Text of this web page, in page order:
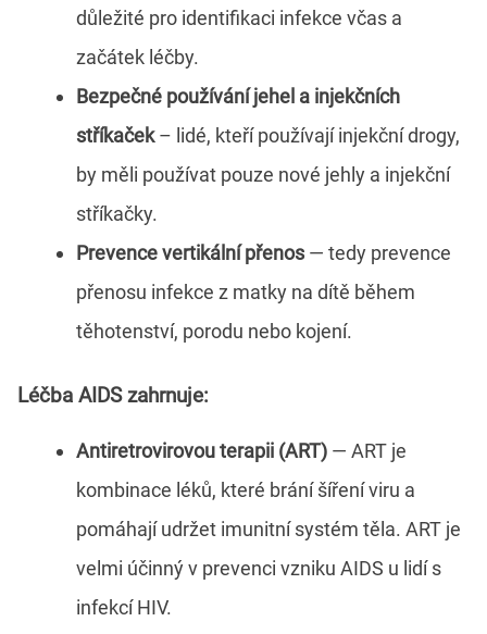
důležité pro identifikaci infekce včas a
začátek léčby.
Bezpečné používání jehel a injekčních
stříkaček– lidé, kteří používají injekční drogy,
by měli používat pouze nové jehly a injekční
stříkačky.
Prevence vertikální přenos — tedy prevence
přenosu infekce z matky na dítě během
těhotenství, porodu nebo kojení.
Léčba AIDS zahrnuje:
Antiretrovirovou terapii (ART) — ART je
kombinace léků, které brání šíření viru a
pomáhají udržet imunitní systém těla. ART je
velmi účinný v prevenci vzniku AIDS u lidí s
infekcí HIV.